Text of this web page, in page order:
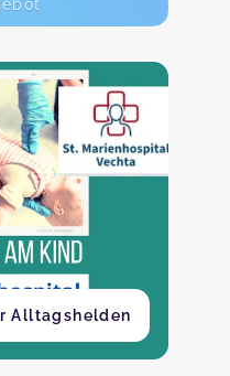
Alltagshelden